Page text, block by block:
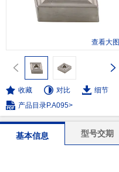
查看大图
收藏 对比
细节
产品目录P.A095>
基本信息 型号交期